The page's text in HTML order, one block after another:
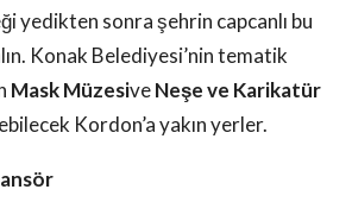
yedikten sonra şehrin capcanlı bu
Konak Belediyesi’nin tematik
Mask MüzesiveNeşe ve Karikatür
Kordon’a yakın yerler.